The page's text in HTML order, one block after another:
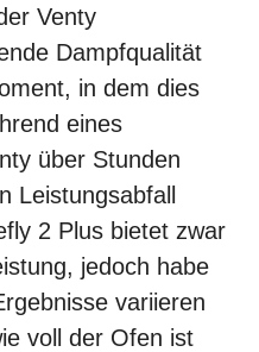
Venty
Dampfqualität
in dem dies
eines
über Stunden
Leistungsabfall
2 Plus bietet zwar
jedoch habe
variieren
voll der Ofen ist